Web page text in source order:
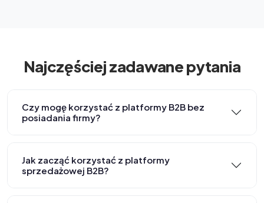
Najczęściej zadawane pytania
Czy mogę korzystać z platformy B2B bez
posiadania firmy?
Jak zacząć korzystać z platformy
sprzedażowej B2B?